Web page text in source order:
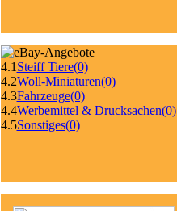
4.1 Steiff Tiere(0)
4.2Woll-Miniaturen(0)
4.3Fahrzeuge(0)
4.4Werbemittel & Drucksachen(0)
4.5Sonstiges(0)